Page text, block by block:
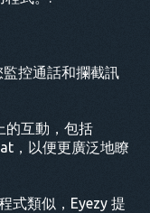
監控通話和攔截訊
的互動，包括
，以便更廣泛地瞭
式類似，Eyezy 提